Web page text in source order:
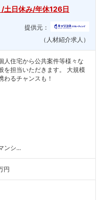
/土日休み/年休126日
提供元：
（人材紹介求人）
人住宅から公共案件等様々な
を担当いただきます。 大規模
わるチャンスも！
ンシ...
円